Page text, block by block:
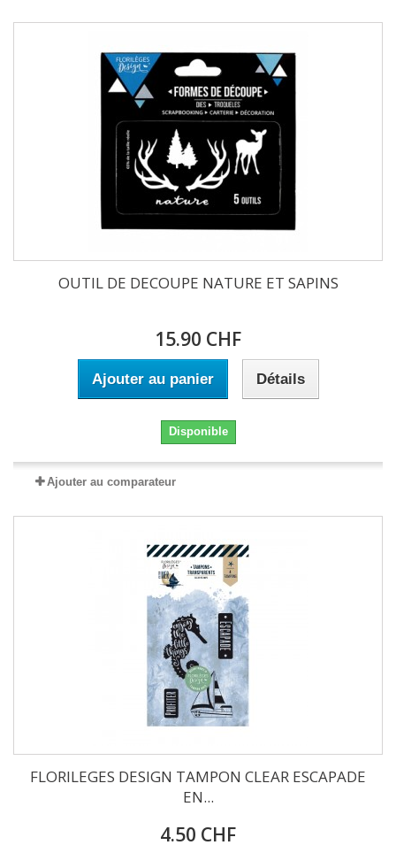
OUTIL DE DECOUPE NATURE ET SAPINS
15.90 CHF
Ajouter au panier Détails
Disponible
Ajouter au comparateur
FLORILEGES DESIGN TAMPON CLEAR ESCAPADE
EN...
4.50 CHF